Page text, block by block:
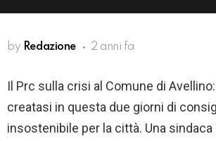
by Redazione 2 anni fa
Il Prc sulla crisi al Comune di
creatasi in questa due giorni di
insostenibile per la città. Una